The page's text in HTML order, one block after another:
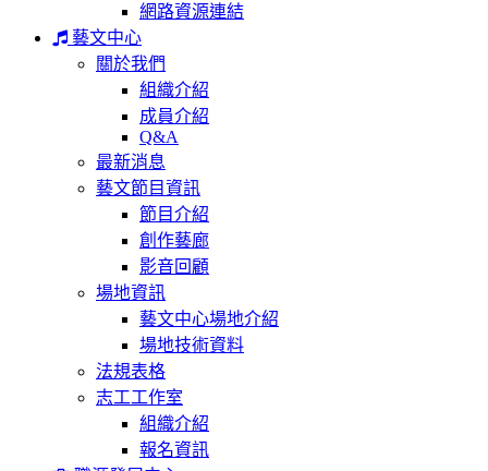
網路資源連結
藝文中心
關於我們
組織介紹
成員介紹
Q&A
最新消息
藝文節目資訊
節目介紹
創作藝廊
影音回顧
場地資訊
藝文中心場地介紹
場地技術資料
法規表格
志工工作室
組織介紹
報名資訊